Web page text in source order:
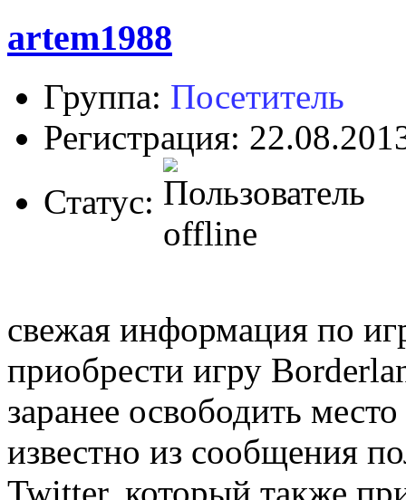
artem1988
Группа: Посетитель
Регистрация:
Статус:
свежая информация по
приобрести игру
заранее освободить
известно из сообщения